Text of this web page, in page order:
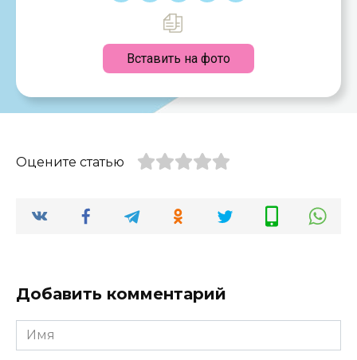
Вставить на фото
Оцените статью
Добавить комментарий
Имя
*